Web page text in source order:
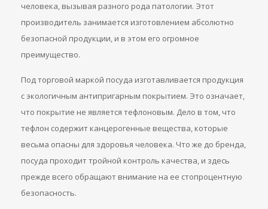
человека, вызывая разного рода патологии. Этот
производитель занимается изготовлением абсолютно
безопасной продукции, и в этом его огромное
преимущество.
Под торговой маркой посуда изготавливается продукция
с экологичным антипригарным покрытием. Это означает,
что покрытие не является тефлоновым. Дело в том, что
тефлон содержит канцерогенные вещества, которые
весьма опасны для здоровья человека. Что же до бренда,
посуда проходит тройной контроль качества, и здесь
прежде всего обращают внимание на ее стопроцентную
безопасность.